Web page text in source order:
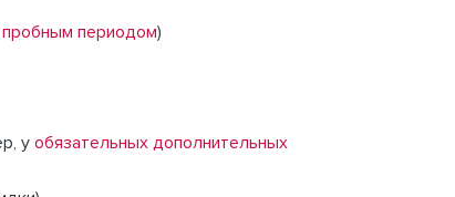
пробным периодом)
у обязательных дополнительных